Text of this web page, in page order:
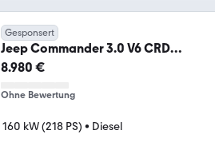
Gesponsert
Jeep Commander 3.0 V6 CRD
Overland.1Hand
8.980 €
Ohne Bewertung
160 kW (218 PS) • Diesel